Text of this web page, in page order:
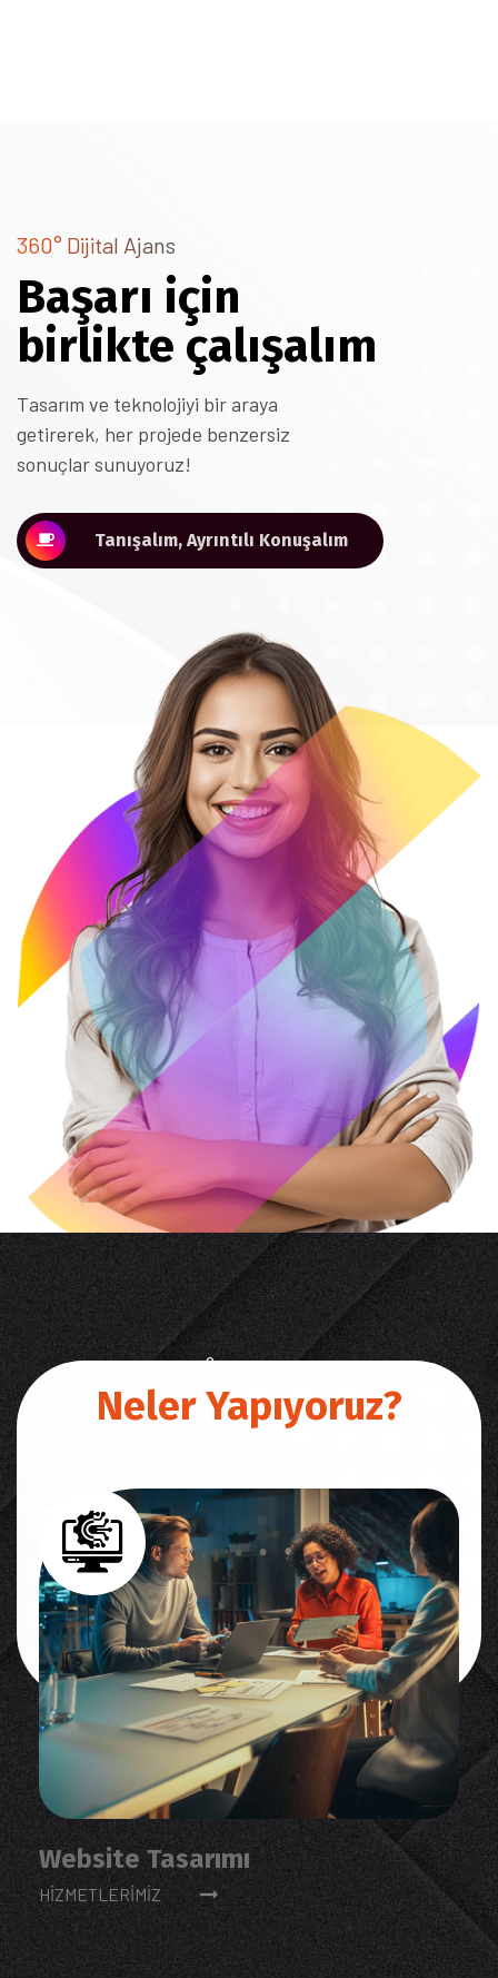
360° Dijital Ajans
Başarı için
birlikte çalışalım
Tasarım ve teknolojiyi bir araya
getirerek, her projede benzersiz
sonuçlar sunuyoruz!
Tanışalım, Ayrıntılı Konuşalım
360° Digital Ajans
Neler Yapıyoruz?
Website Tasarımı
HIZMETLERIMIZ